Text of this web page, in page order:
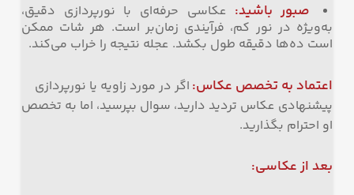
صبور باشید: عکاسی حرفه‌ای با نورپردازی دقیق،
به‌ویژه در نور کم، فرآیندی زمان‌بر است. هر شات ممکن
است ده‌ها دقیقه طول بکشد. عجله نتیجه را خراب می‌کند.
اعتماد به تخصص عکاس: اگر در مورد زاویه یا نورپردازی
پیشنهادی عکاس تردید دارید، سوال بپرسید، اما به تخصص
او احترام بگذارید.
بعد از عکاسی: